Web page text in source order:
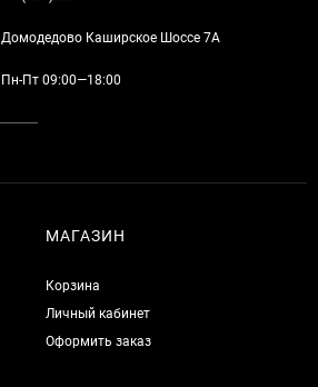
Домодедово Каширское Шоссе 7А
Пн-Пт 09:00—18:00
МАГАЗИН
Корзина
Личный кабинет
Оформить заказ